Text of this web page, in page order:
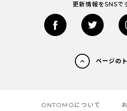
更新情報をSNSで
ページの
ONTOMOについて